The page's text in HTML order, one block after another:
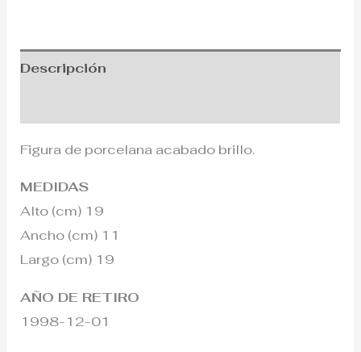
Descripción
Figura de porcelana acabado brillo.
MEDIDAS
Alto (cm) 19
Ancho (cm) 11
Largo (cm) 19
AÑO DE RETIRO
1998-12-01